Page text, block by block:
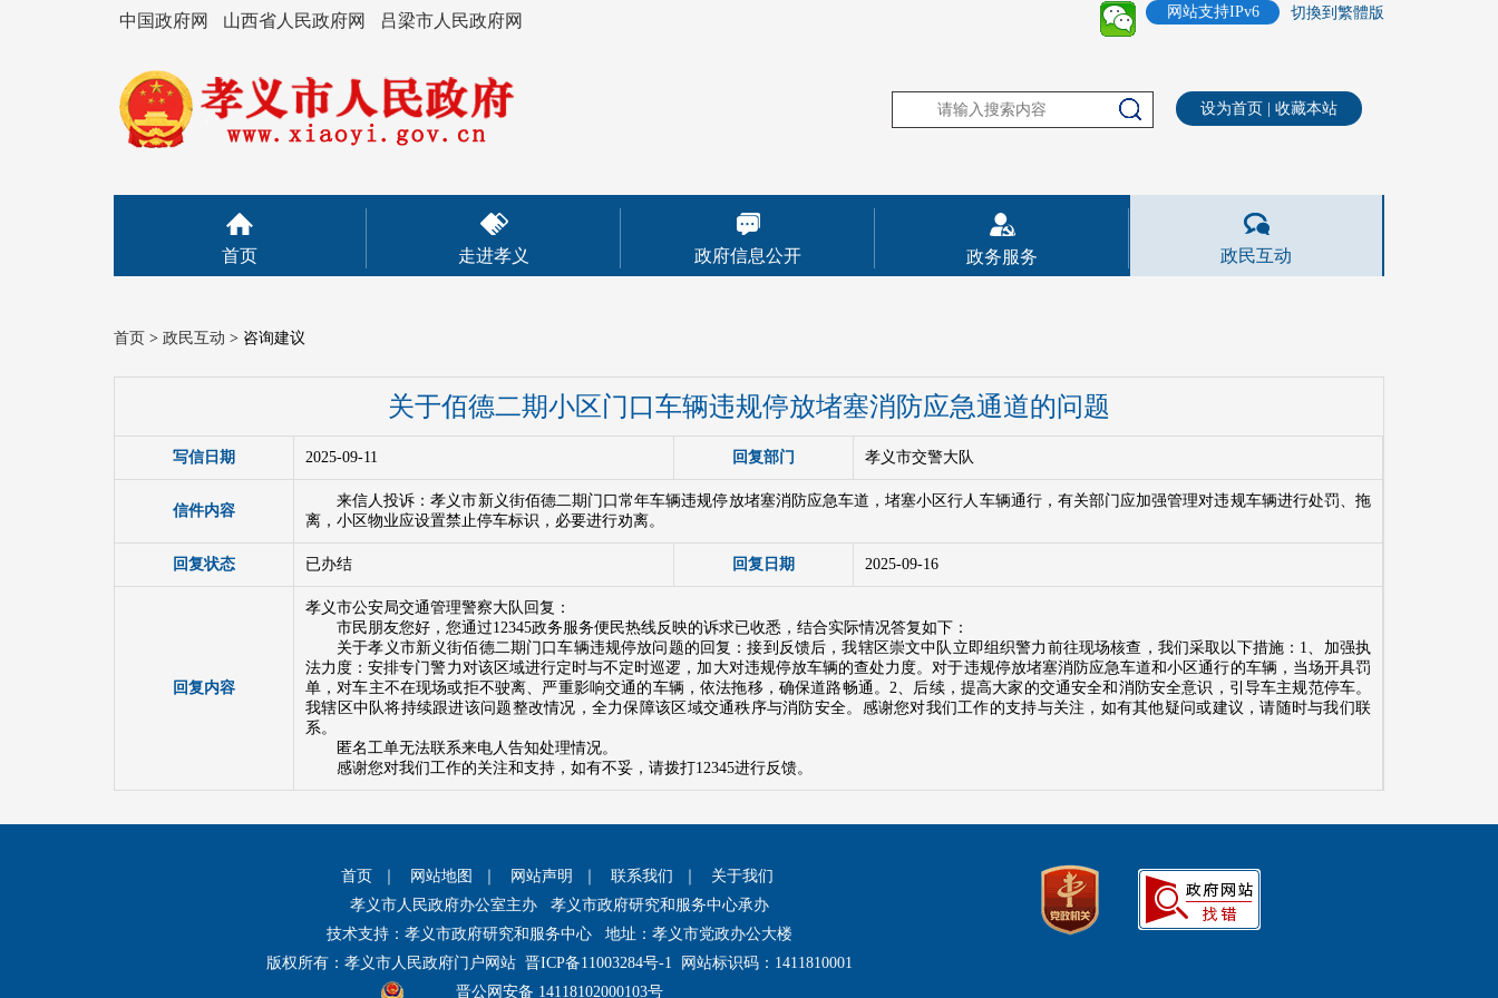
中国政府网 山西省人民政府网 吕梁市人民政府网 切換到繁體版
网站支持IPv6
设为首页 收藏本站
首页 走进孝义 政府信息公开 政务服务 政民互动
首页 > 政民互动 > 咨询建议
关于佰德二期小区门口车辆违规停放堵塞消防应急通道的问题
写信日期 2025-09-11 回复部门 孝义市交警大队
信件内容
来信人投诉：孝义市新义街佰德二期门口常年车辆违规停放堵塞消防应急车道，堵塞小区行人车辆通行，有关部门应加强管理对违规车辆进行处罚、拖
离，小区物业应设置禁止停车标识，必要进行劝离。
回复状态 已办结 回复日期 2025-09-16
回复内容
孝义市公安局交通管理警察大队回复：
市民朋友您好，您通过12345政务服务便民热线反映的诉求已收悉，结合实际情况答复如下：
关于孝义市新义街佰德二期门口车辆违规停放问题的回复：接到反馈后，我辖区崇文中队立即组织警力前往现场核查，我们采取以下措施：1、加强执
法力度：安排专门警力对该区域进行定时与不定时巡逻，加大对违规停放车辆的查处力度。对于违规停放堵塞消防应急车道和小区通行的车辆，当场开具罚
单，对车主不在现场或拒不驶离、严重影响交通的车辆，依法拖移，确保道路畅通。2、后续，提高大家的交通安全和消防安全意识，引导车主规范停车。
我辖区中队将持续跟进该问题整改情况，全力保障该区域交通秩序与消防安全。感谢您对我们工作的支持与关注，如有其他疑问或建议，请随时与我们联
系。
匿名工单无法联系来电人告知处理情况。
感谢您对我们工作的关注和支持，如有不妥，请拨打12345进行反馈。
首页 网站地图 网站声明 联系我们
关于我们
孝义市人民政府办公室主办 孝义市政府研究和服务中心承办
技术支持：孝义市政府研究和服务中心 地址：孝义市党政办公大楼
版权所有：孝义市人民政府门户网站 晋ICP备11003284号-1 网站标识码：1411810001
晋公网安备 14118102000103号